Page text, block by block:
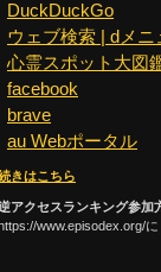
DuckDuckGo
ウェブ検索 | dメニ
心霊スポット大図
facebook
brave
au Webポータル
きはこちら
アクセスランキング参加
www.episodex.org/